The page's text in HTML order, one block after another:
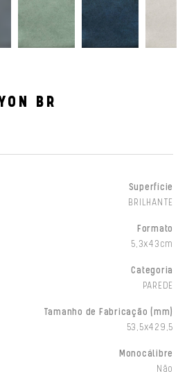
BR
Superfície
BRILHANTE
Formato
5,3x43cm
Categoria
PAREDE
Tamanho de Fabricação (mm)
53,5x429,5
Monocálibre
Não